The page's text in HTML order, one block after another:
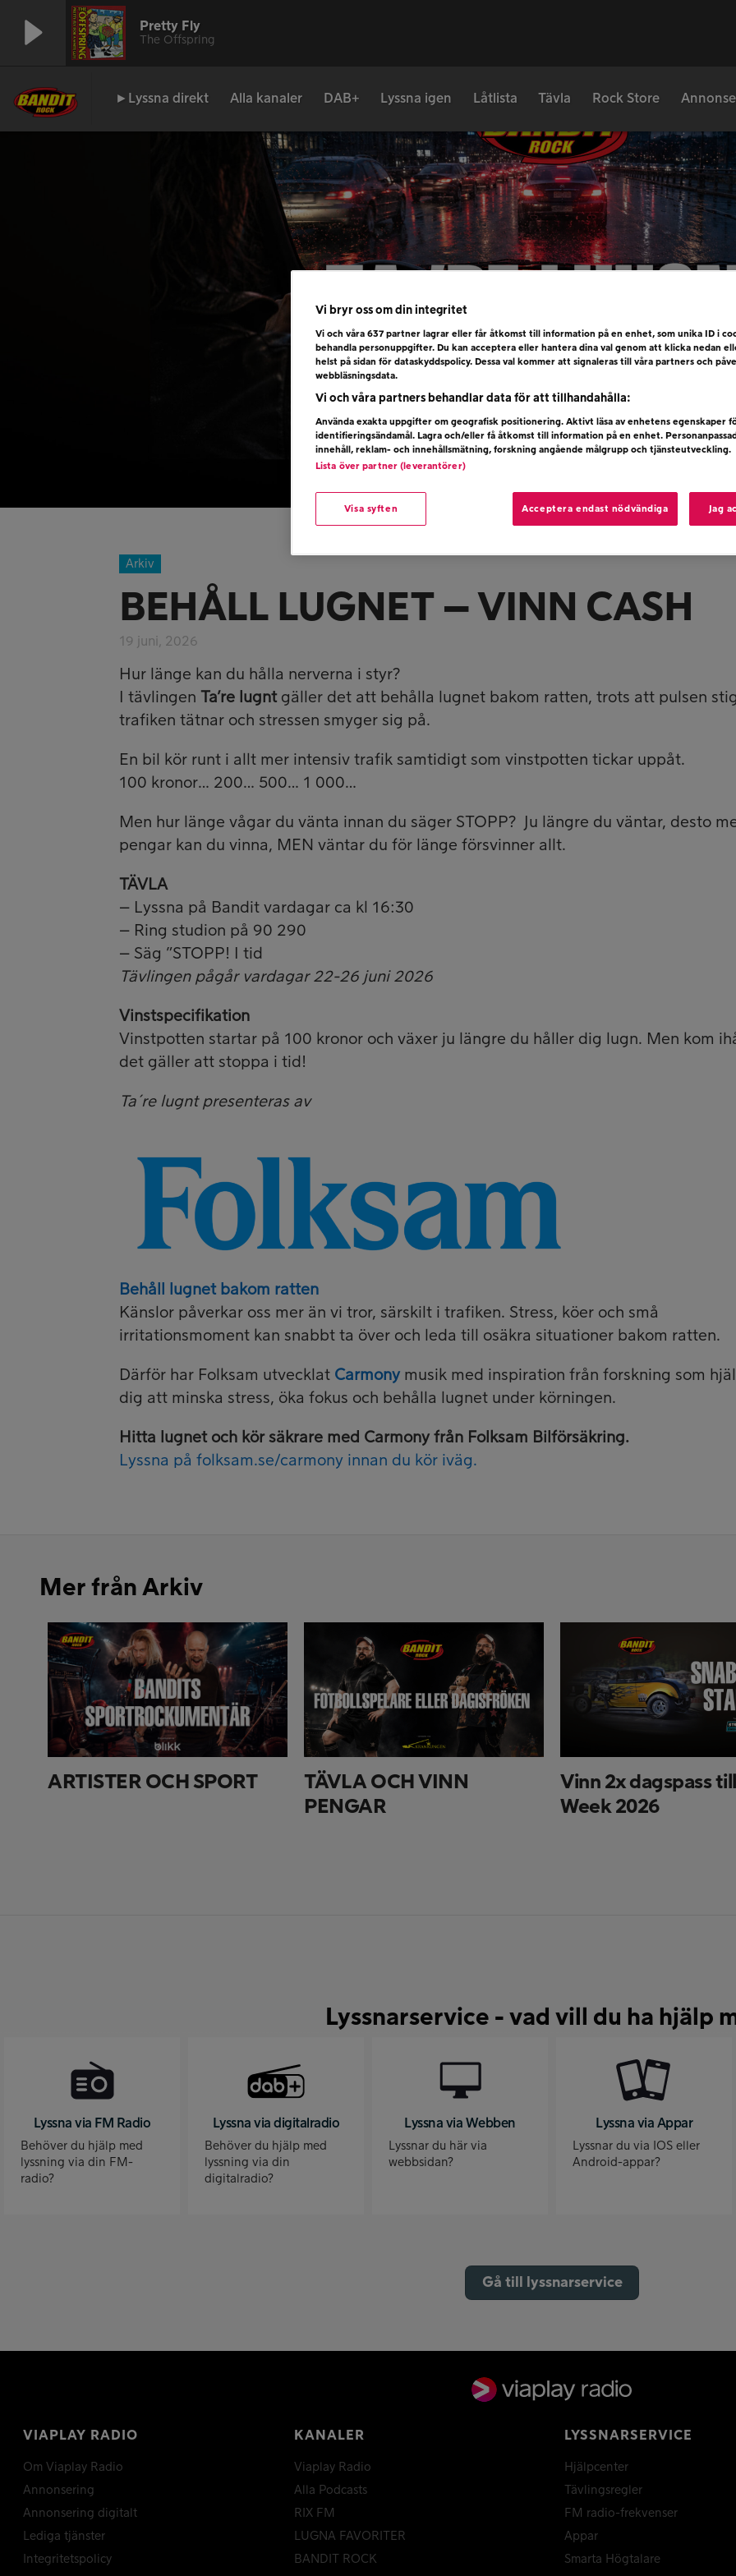
Pretty Fly
The Offspring
►Lyssna direkt Alla kanaler DAB+ Lyssna igen Låtlista Tävla Rock Store
Arkiv
BEHÅLL LUGNET – VINN CASH
19 juni, 2026
Hur länge kan du hålla nerverna i styr?
I tävlingen Ta’re lugntgäller det att behålla lugnet bakom ratten, trots att pulsen
trafiken tätnar och stressen smyger sig på.
En bil kör runt i allt mer intensiv trafik samtidigt som vinstpotten tickar uppåt.
100 kronor… 200… 500… 1 000…
Men hur länge vågar du vänta innan du säger STOPP? Ju längre du väntar, desto
pengar kan du vinna, MEN väntar du för länge försvinner allt.
TÄVLA
– Lyssna på Bandit vardagar ca kl 16:30
– Ring studion på 90 290
– Säg ”STOPP! I tid
Tävlingen pågår vardagar 22-26 juni 2026
Vinstspecifikation
Vinstpotten startar på 100 kronor och växer ju längre du håller dig lugn. Men kom
det gäller att stoppa i tid!
Ta´re lugnt presenteras av
Behåll lugnet bakom ratten
Känslor påverkar oss mer än vi tror, särskilt i trafiken. Stress, köer och små
irritationsmoment kan snabbt ta över och leda till osäkra situationer bakom ratten.
Därför har Folksam utvecklat Carmony musik med inspiration från forskning som
dig att minska stress, öka fokus och behålla lugnet under körningen.
Hitta lugnet och kör säkrare med Carmony från Folksam Bilförsäkring.
Lyssna på folksam.se/carmony innan du kör iväg.
Mer från Arkiv
ARTISTER OCH SPORT
TÄVLA OCH VINN
PENGAR
Vinn 2x dagspass
Week 2026
Lyssnarservice - vad vill du ha hjälp
Lyssna via FM Radio
Behöver du hjälp med
lyssning via din FM-
radio?
Lyssna via digitalradio
Behöver du hjälp med
lyssning via din
digitalradio?
Lyssna via Webben
Lyssnar du här via
webbsidan?
Lyssna via Appar
Lyssnar du via IOS eller
Android-appar?
Gå till lyssnarservice
VIAPLAY RADIO
Om Viaplay Radio
Annonsering
Annonsering digitalt
Lediga tjänster
Integritetspolicy
KANALER
Viaplay Radio
Alla Podcasts
RIX FM
LUGNA FAVORITER
BANDIT ROCK
LYSSNARSERVICE
Hjälpcenter
Tävlingsregler
FM radio-frekvenser
Appar
Smarta Högtalare
Vi bryr oss om din integritet
Vi och våra 637 partner lagrar eller får åtkomst till information på en enhet, som unika ID i
behandla personuppgifter. Du kan acceptera eller hantera dina val genom att klicka nedan
helst på sidan för dataskyddspolicy. Dessa val kommer att signaleras till våra partners och
webbläsningsdata.
Vi och våra partners behandlar data för att tillhandahålla:
Använda exakta uppgifter om geografisk positionering. Aktivt läsa av enhetens egenskaper
identifieringsändamål. Lagra och/eller få åtkomst till information på en enhet.
innehåll, reklam- och innehållsmätning, forskning angående målgrupp och tjänsteutveckling.
Lista över partner (leverantörer)
Acceptera endast nödvändiga Jag
Visa syften